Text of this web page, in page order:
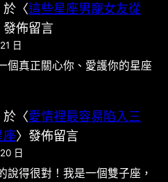
於〈這些星座男寵女友從
發佈留言
日
個真正關心你、愛護你的星座
於〈愛情裡最容易陷入三
座〉發佈留言
日
說得很對！我是一個雙子座，